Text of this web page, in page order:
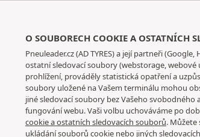
O SOUBORECH COOKIE A OSTATNÍCH
Pneuleader.cz (AD TYRES) a její partneři
ostatní sledovací soubory (webstorage,
prohlížení, prováděly statistická opatření a
soubory uložené na Vašem terminálu mohou
jiné sledovací soubory bez Vašeho
fungování webu. Vaši volbu uchováváme po
cookie a ostatních sledovacích souborů.
ukládání souborů cookie nebo jiných